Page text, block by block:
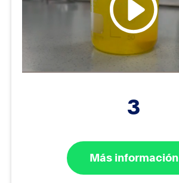
3
Más información